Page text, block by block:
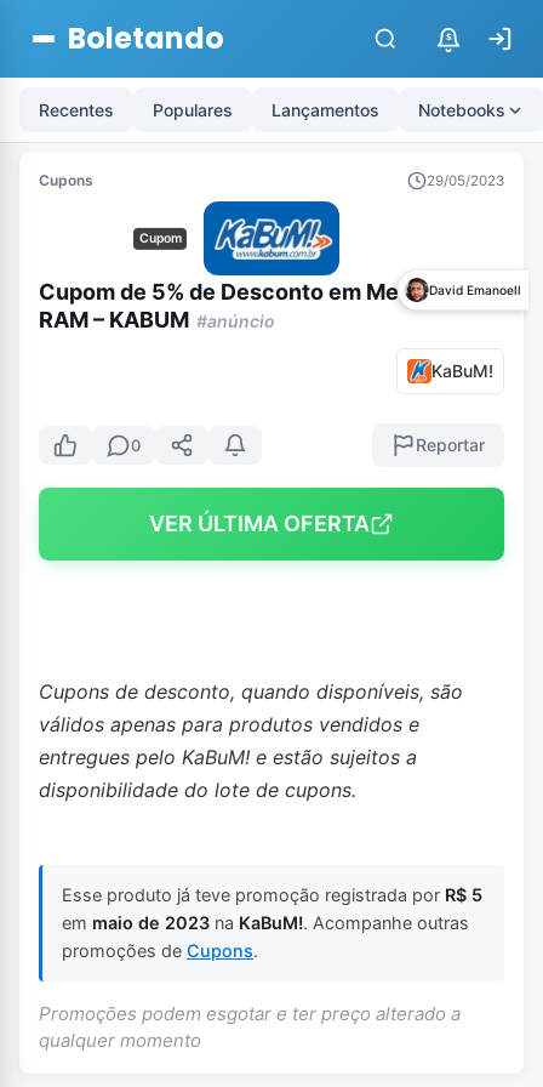
Boletando $
Recentes Populares Lançamentos Notebooks
Cupons 29/05/2023
Cupom
David Emanoell
Cupom de 5% de Desconto em Memória
RAM – KABUM #anúncio
KaBuM!
0 Reportar
VER ÚLTIMA OFERTA
Cupons de desconto, quando disponíveis, são
válidos apenas para produtos vendidos e
entregues pelo KaBuM! e estão sujeitos a
disponibilidade do lote de cupons.
Esse produto já teve promoção registrada por R$ 5
em maio de 2023 na KaBuM!. Acompanhe outras
promoções de Cupons.
Promoções podem esgotar e ter preço alterado a
qualquer momento